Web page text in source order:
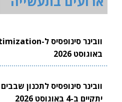
באוגוסט 2026
יתקיים ב-4 באוגוסט 2026